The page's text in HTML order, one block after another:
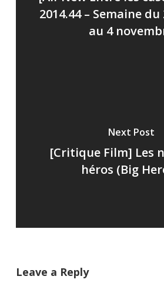
2014.44 – Semaine
au 4
Next Post
[Critique Film] Les
héros (Big
Leave a Reply